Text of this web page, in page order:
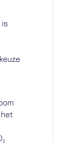
is
het